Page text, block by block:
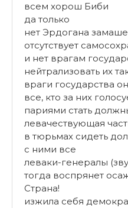
всем хорош Биби
да только
нет Эрдогана
отсутствует
и нет врагам
нейтрализовать их
враги государства
все, кто за них
париями стать
левачествующая
в тюрьмах сидеть
с ними все
леваки-генералы
тогда воспрянет
Страна!
изжила себя